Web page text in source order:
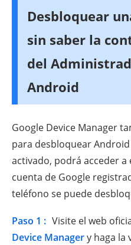
Desbloquear
sin saber la
del
Android
Google Device Manager
para desbloquear
activado, podrá acceder a
cuenta de Google
teléfono se puede
Paso 1 : Visite el web
Device Managery haga la